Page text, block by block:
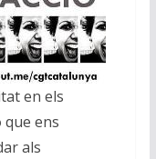
en els
que ens
als